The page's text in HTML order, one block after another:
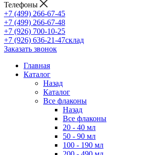
Телефоны
+7 (499) 266-67-45
+7 (499) 266-67-48
+7 (926) 700-10-25
+7 (926) 636-21-47склад
Заказать звонок
Главная
Каталог
Назад
Каталог
Все флаконы
Назад
Все флаконы
20 - 40 мл
50 - 90 мл
100 - 190 мл